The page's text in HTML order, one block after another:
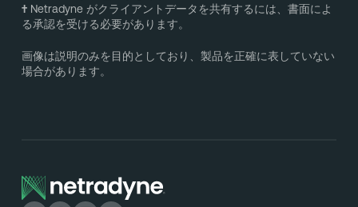
†Netradyne がクライアントデータを共有するには、書面によ
る承認を受ける必要があります。
画像は説明のみを目的としており、製品を正確に表していない
場合があります。